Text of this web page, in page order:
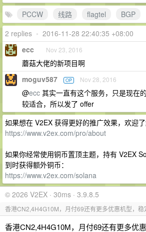
PCCW
线路 flagtel
BGP
2 replies • 2016-11-28 22:40:35 +08:00
ecc Nov 23, 2016
蘑菇大佬的新项目啊
moguv587 OP Nov 28, 2016
@ecc 其实一直有这个服务，只是现在
较适合，所以发了 offer
如果想在 V2EX 获得更好的推广效果，欢迎了
https://www.v2ex.com/pro/about
如果你经常使用铜币置顶主题，持有 V2EX
到时获得额外铜币：
https://www.v2ex.com/solana
© 2026 V2EX · 30ms · 3.9.8.5
香港CN2,4H4G10M，月付69还有更多优惠机型，稳
香港CN2,4H4G10M，月付69还有更多优